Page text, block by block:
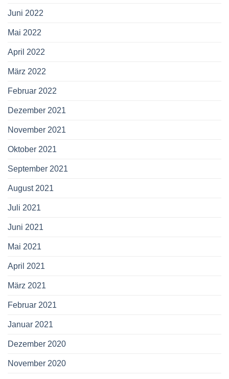
Juni 2022
Mai 2022
April 2022
März 2022
Februar 2022
Dezember 2021
November 2021
Oktober 2021
September 2021
August 2021
Juli 2021
Juni 2021
Mai 2021
April 2021
März 2021
Februar 2021
Januar 2021
Dezember 2020
November 2020